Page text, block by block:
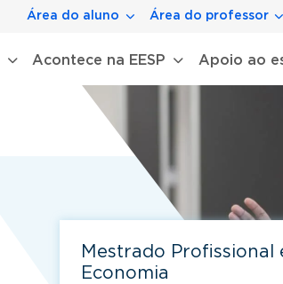
Área do aluno Área do professor
Acontece na EESP Apoio ao
Mestrado Profissional
Economia